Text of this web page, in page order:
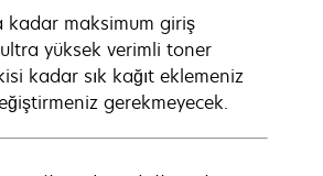
kadar maksimum giriş
yüksek verimli toner
kadar sık kağıt eklemeniz
gerekmeyecek.